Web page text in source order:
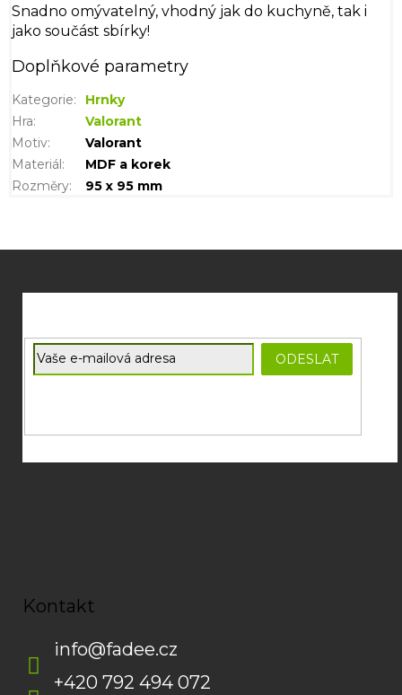
Snadno omývatelný, vhodný jak do kuchyně, tak i
jako součást sbírky!
Doplňkové parametry
Kategorie:
Hrnky
Hra:
Valorant
Motiv:
Valorant
Materiál:
MDF a korek
Rozměry: 95 x 95 mm
E-mail
ODESLAT
Kontakt
info@fadee.cz
+420 792 494 072